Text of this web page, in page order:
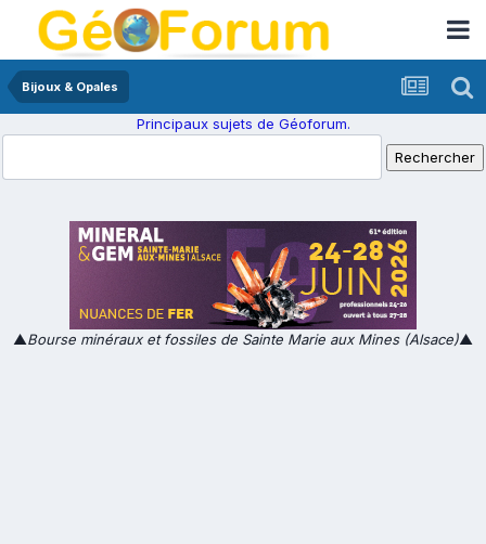
Bijoux & Opales
Principaux sujets de Géoforum.
▲Bourse minéraux et fossiles de Sainte Marie aux Mines (Alsace)▲